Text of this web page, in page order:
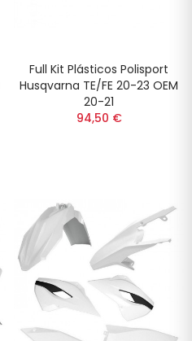
Full Kit Plásticos Polisport
Husqvarna TE/FE 20-23 OEM
20-21
94,50 €